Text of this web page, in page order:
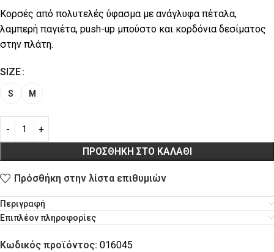
Κορσές από πολυτελές ύφασμα με ανάγλυφα πέταλα,
λαμπερή παγιέτα, push-up μπούστο και κορδόνια δεσίματος
στην πλάτη.
SIZE
S M
ΠΡΟΣΘΉΚΗ ΣΤΟ ΚΑΛΆΘΙ
Πρόσθήκη στην λίστα επιθυμιών
Περιγραφή
Επιπλέον πληροφορίες
Κωδικός προϊόντος: 016045